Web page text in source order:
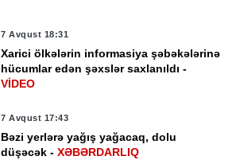
7 Avqust 18:31
Xarici ölkələrin informasiya şəbəkələrinə
hücumlar edən şəxslər saxlanıldı -
VİDEO
7 Avqust 17:43
Bəzi yerlərə yağış yağacaq, dolu
düşəcək -XƏBƏRDARLIQ